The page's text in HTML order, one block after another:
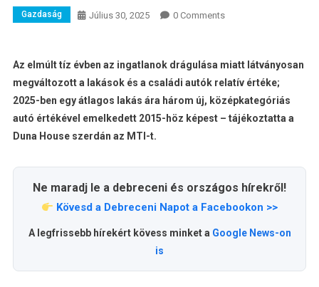
Gazdaság Július 30, 2025 0 Comments
Az elmúlt tíz évben az ingatlanok drágulása miatt látványosan
megváltozott a lakások és a családi autók relatív értéke;
2025-ben egy átlagos lakás ára három új, középkategóriás
autó értékével emelkedett 2015-höz képest – tájékoztatta a
Duna House szerdán az MTI-t.
Ne maradj le a debreceni és országos hírekről!
Kövesd a Debreceni Napot a Facebookon >>
A legfrissebb hírekért kövess minket a Google News-on
is